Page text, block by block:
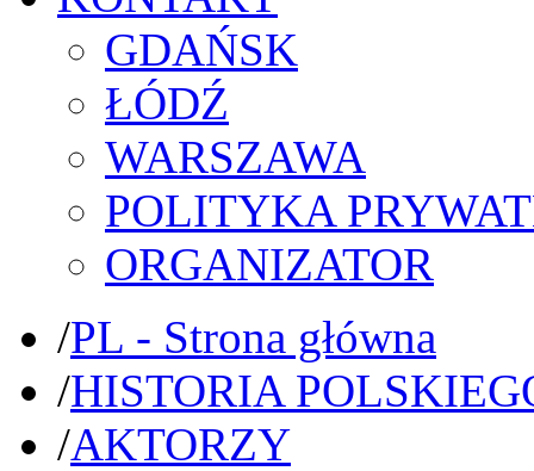
GDAŃSK
ŁÓDŹ
WARSZAWA
POLITYKA
ORGANIZATOR
/PL - Strona główna
/HISTORIA
/AKTORZY